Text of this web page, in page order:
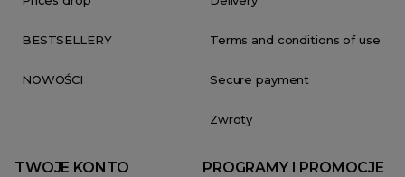
BESTSELLERY
NOWOŚCI
Terms and conditions of use
Secure payment
Zwroty
TWOJE KONTO PROGRAMY I PROMOCJE